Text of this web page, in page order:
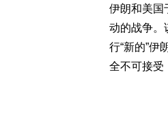
伊朗和美国
动的战争。
行“新的”伊
全不可接受